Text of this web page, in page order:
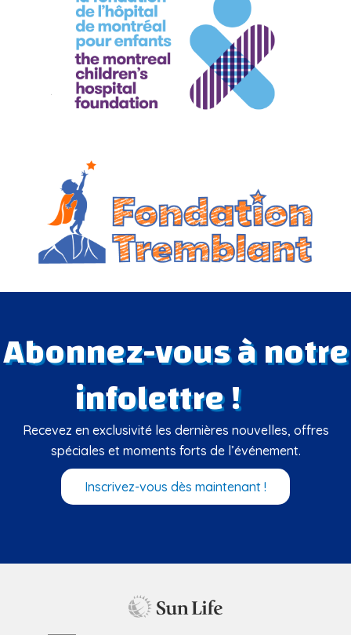
Abonnez-vous à notre
infolettre !
Recevez en exclusivité les dernières nouvelles, offres
spéciales et moments forts de l’événement.
Inscrivez-vous dès maintenant !